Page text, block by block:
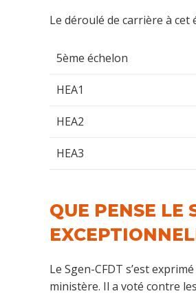
Le déroulé de carrière à cet
5ème échelon
HEA1
HEA2
HEA3
QUE PENSE LE
Le Sgen-CFDT s’est
ministère. Il a voté contre